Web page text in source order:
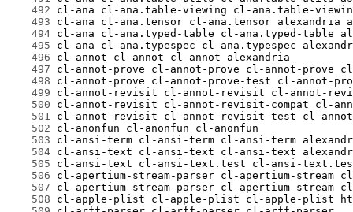
    492
    493
    494
    495
    496
    497
    498
    499
    500
    501
    502
    503
    504
    505
    506
    507
    508